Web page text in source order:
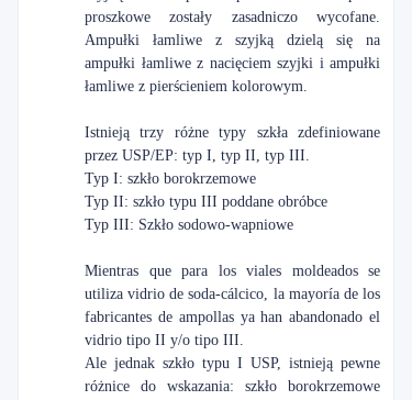
proszkowe zostały zasadniczo wycofane.
Ampułki łamliwe z szyjką dzielą się na
ampułki łamliwe z nacięciem szyjki i ampułki
łamliwe z pierścieniem kolorowym.
Istnieją trzy różne typy szkła zdefiniowane
przez USP/EP: typ I, typ II, typ III.
Typ I: szkło borokrzemowe
Typ II: szkło typu III poddane obróbce
Typ III: Szkło sodowo-wapniowe
Mientras que para los viales moldeados se
utiliza vidrio de soda-cálcico, la mayoría de los
fabricantes de ampollas ya han abandonado el
vidrio tipo II y/o tipo III.
Ale jednak szkło typu I USP, istnieją pewne
różnice do wskazania: szkło borokrzemowe